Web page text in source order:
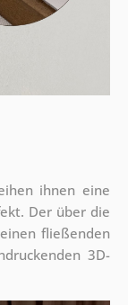
ihnen eine
Der über die
fließenden
3D-